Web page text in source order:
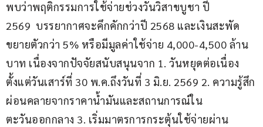
พบว่าพฤติกรรมการใช้จ่ายช่วงวันวิสาขบูชา ปี
2569  บรรยากาศจะคึกคักกว่าปี 2568 และเงินสะพัด
ขยายตัวกว่า 5% หรือมีมูลค่าใช้จ่าย 4,000-4,500 ล้าน
บาท เนื่องจากปัจจัยสนับสนุนจาก 1. วันหยุดต่อเนื่อง
ตั้งแต่วันเสาร์ที่ 30 พ.ค.ถึงวันที่ 3 มิ.ย. 2569 2. ความรู้สึก
ผ่อนคลายจากราคาน้ำมันและสถานการณ์ใน
ตะวันออกกลาง 3. เริ่มมาตรการกระตุ้นใช้จ่ายผ่าน